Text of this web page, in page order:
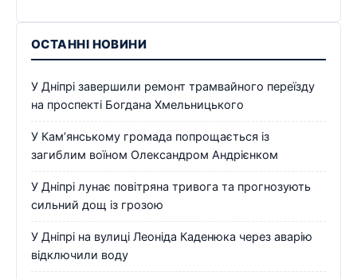
ОСТАННІ НОВИНИ
У Дніпрі завершили ремонт трамвайного переїзду
на проспекті Богдана Хмельницького
У Кам’янському громада попрощається із
загиблим воїном Олександром Андрієнком
У Дніпрі лунає повітряна тривога та прогнозують
сильний дощ із грозою
У Дніпрі на вулиці Леоніда Каденюка через аварію
відключили воду